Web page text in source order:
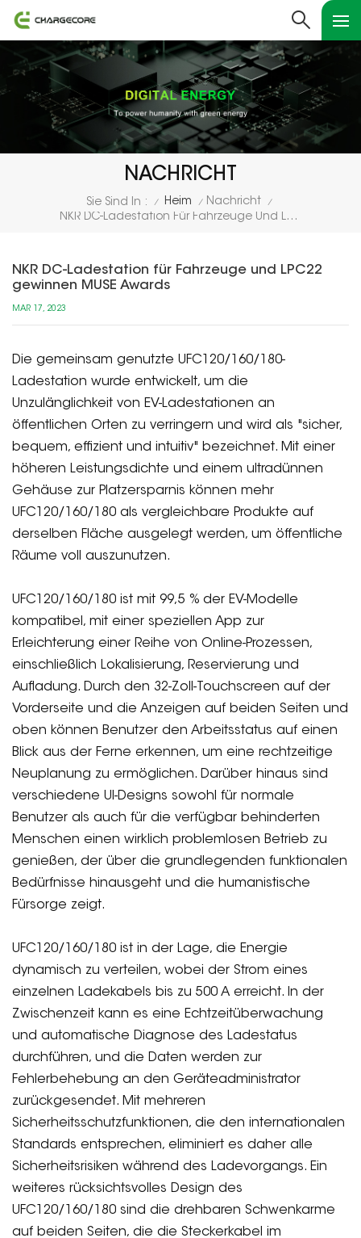
NACHRICHT
Sie Sind In : / Heim / Nachricht /
NKR DC-Ladestation Für Fahrzeuge Und LPC22 Gewinnen MUSE Awards
NKR DC-Ladestation für Fahrzeuge und LPC22
gewinnen MUSE Awards
MAR 17, 2023
Die gemeinsam genutzte UFC120/160/180-
Ladestation wurde entwickelt, um die
Unzulänglichkeit von EV-Ladestationen an
öffentlichen Orten zu verringern und wird als "sicher,
bequem, effizient und intuitiv" bezeichnet. Mit einer
höheren Leistungsdichte und einem ultradünnen
Gehäuse zur Platzersparnis können mehr
UFC120/160/180 als vergleichbare Produkte auf
derselben Fläche ausgelegt werden, um öffentliche
Räume voll auszunutzen.
UFC120/160/180 ist mit 99,5 % der EV-Modelle
kompatibel, mit einer speziellen App zur
Erleichterung einer Reihe von Online-Prozessen,
einschließlich Lokalisierung, Reservierung und
Aufladung. Durch den 32-Zoll-Touchscreen auf der
Vorderseite und die Anzeigen auf beiden Seiten und
oben können Benutzer den Arbeitsstatus auf einen
Blick aus der Ferne erkennen, um eine rechtzeitige
Neuplanung zu ermöglichen. Darüber hinaus sind
verschiedene UI-Designs sowohl für normale
Benutzer als auch für die verfügbar behinderten
Menschen einen wirklich problemlosen Betrieb zu
genießen, der über die grundlegenden funktionalen
Bedürfnisse hinausgeht und die humanistische
Fürsorge zeigt.
UFC120/160/180 ist in der Lage, die Energie
dynamisch zu verteilen, wobei der Strom eines
einzelnen Ladekabels bis zu 500 A erreicht. In der
Zwischenzeit kann es eine Echtzeitüberwachung
und automatische Diagnose des Ladestatus
durchführen, und die Daten werden zur
Fehlerbehebung an den Geräteadministrator
zurückgesendet. Mit mehreren
Sicherheitsschutzfunktionen, die den internationalen
Standards entsprechen, eliminiert es daher alle
Sicherheitsrisiken während des Ladevorgangs. Ein
weiteres rücksichtsvolles Design des
UFC120/160/180 sind die drehbaren Schwenkarme
auf beiden Seiten, die die Steckerkabel im